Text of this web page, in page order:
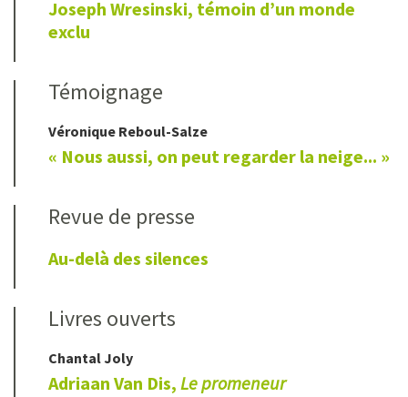
Joseph Wresinski, témoin d’un monde
exclu
Témoignage
Véronique Reboul-Salze
« Nous aussi, on peut regarder la neige... »
Revue de presse
Au-delà des silences
Livres ouverts
ChantalJoly
Adriaan Van Dis, Le promeneur